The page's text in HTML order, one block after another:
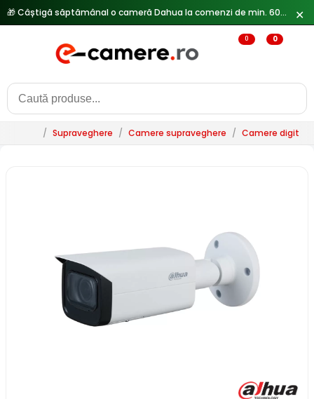
🔥Reduceri de pana la 25% doar in luna iulie → Vezi ofertele
✕
0 0
/ Supraveghere / Camere supraveghere / Camere digitale